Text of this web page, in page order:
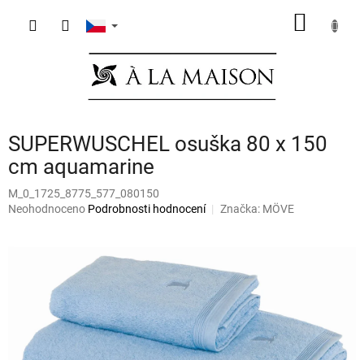
SUPERWUSCHEL osuška 80 x 150
cm aquamarine
M_0_1725_8775_577_080150
Průměrné
hvězdiček.
Neohodnoceno Podrobnosti hodnocení Značka: MÖVE